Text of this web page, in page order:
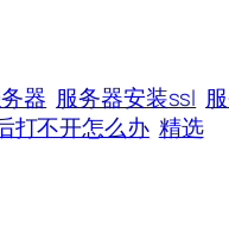
器 服务器安装ssl
打不开怎么办 精选